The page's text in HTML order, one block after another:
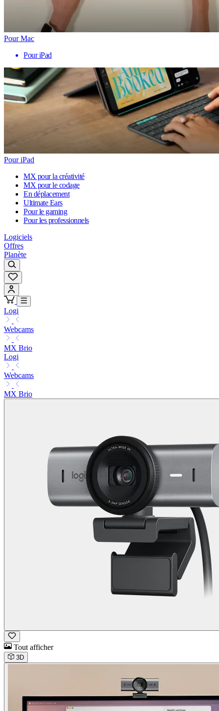
Pour Mac
Pour iPad
Pour iPad
MX pour la créativité
MX pour le codage
En déplacement
Ultimate Ears
Pour le gaming
Pour les professionnels
Logiciels
Offres
Planète
Logi
Webcams
MX Brio
Logi
Webcams
MX Brio
Tout afficher
3D